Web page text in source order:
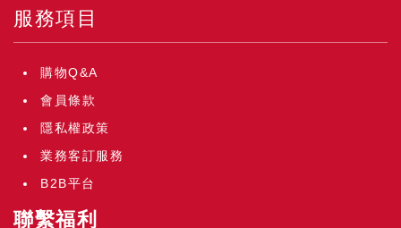
服務項目
購物Q&A
會員條款
隱私權政策
業務客訂服務
B2B平台
聯繫福利